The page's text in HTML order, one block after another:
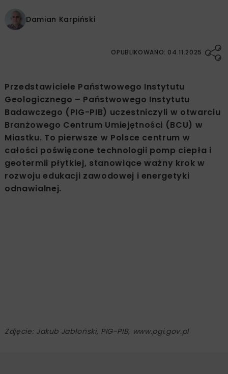
Damian Karpiński
OPUBLIKOWANO: 04.11.2025
Przedstawiciele Państwowego Instytutu
Geologicznego – Państwowego Instytutu
Badawczego (PIG-PIB) uczestniczyli w otwarciu
Branżowego Centrum Umiejętności (BCU) w
Miastku. To pierwsze w Polsce centrum w
całości poświęcone technologii pomp ciepła i
geotermii płytkiej, stanowiące ważny krok w
rozwoju edukacji zawodowej i energetyki
odnawialnej.
Zdjęcie: Jakub Jabłoński, PIG-PIB, www.pgi.gov.pl